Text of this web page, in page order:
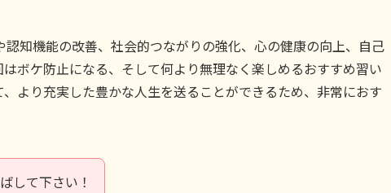
知機能の改善、社会的つながりの強化、心の健康の向上、自己
ボケ防止になる、そして何より無理なく楽しめるおすすめ習い
より充実した豊かな人生を送ることができるため、非常におす
して下さい！